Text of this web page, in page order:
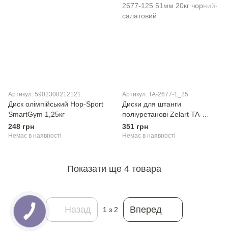
Артикул: 5902308212121
Диск олімпійський Hop-Sport
SmartGym 1,25кг
248 грн
Немає в наявності
Артикул: TA-2677-1_25
Диски для штанги
поліуретанові Zelart TA-
2677-125 51мм 20кг чорний-
салатовий
351 грн
Немає в наявності
Показати ще 4 товара
Назад 1 з 2 Вперед